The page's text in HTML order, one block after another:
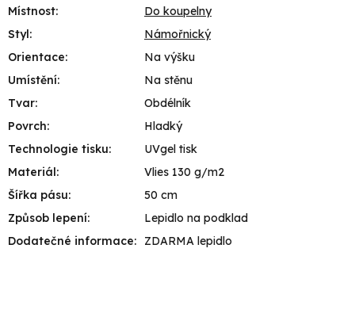
Místnost:
Do koupelny
Styl:
Námořnický
Orientace:
Na výšku
Umístění:
Na stěnu
Tvar:
Obdélník
Povrch:
Hladký
Technologie tisku:
UVgel tisk
Materiál:
Vlies 130 g/m2
Šířka pásu:
50 cm
Způsob lepení:
Lepidlo na podklad
Dodatečné informace: ZDARMA lepidlo